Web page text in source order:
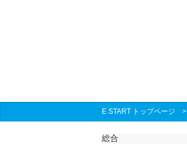
E START トップページ >
総合